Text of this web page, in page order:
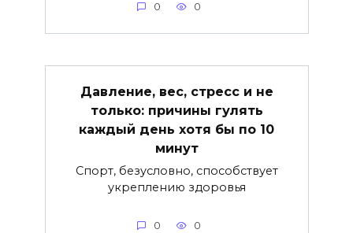
0 0
Давление, вес, стресс и не
только: причины гулять
каждый день хотя бы по 10
минут
Спорт, безусловно, способствует
укреплению здоровья
0 0